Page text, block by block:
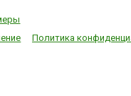
Политика